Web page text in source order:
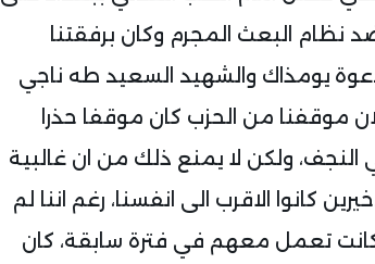
نظام البعث المجرم وكان برفقتنا
يومذاك والشهيد السعيد طه ناجي
موقفنا من الحزب كان موقفا حذرا
ولكن لا يمنع ذلك من ان غالبية
كانوا الاقرب الى انفسنا، رغم اننا لم
كانت تعمل معهم في فترة سابقة، كان